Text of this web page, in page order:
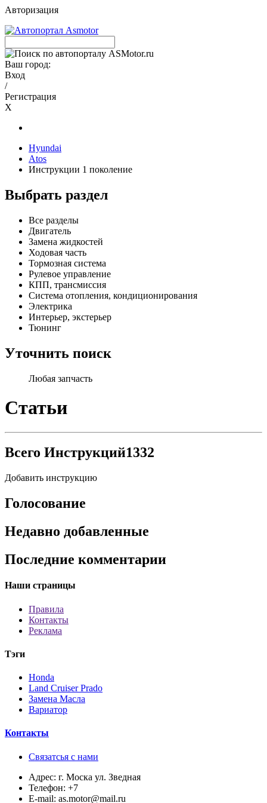
Авторизация
Ваш город:
Вход
/
Регистрация
X
Hyundai
Atos
Инструкции 1 поколение
Выбрать раздел
Все разделы
Двигатель
Замена жидкостей
Ходовая часть
Тормозная система
Рулевое управление
КПП, трансмиссия
Система отопления, кондиционирования
Электрика
Интерьер, экстерьер
Тюнинг
Уточнить поиск
Любая запчасть
Статьи
Всего Инструкций1332
Добавить инструкцию
Голосование
Недавно добавленные
Последние комментарии
Наши страницы
Правила
Контакты
Реклама
Тэги
Honda
Land Cruiser Prado
Замена Масла
Вариатор
Контакты
Связатсья с нами
Адрес: г. Моска ул. Зведная
Телефон: +7
E-mail: as.motor@mail.ru